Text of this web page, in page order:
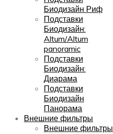
Биодизайн Риф
Подставки
Биодизайн:
Altum/Altum
panoramic
Подставки
Биодизайн:
Диарама
Подставки
Биодизайн
Панорама
Внешние фильтры
Внешние фильтры